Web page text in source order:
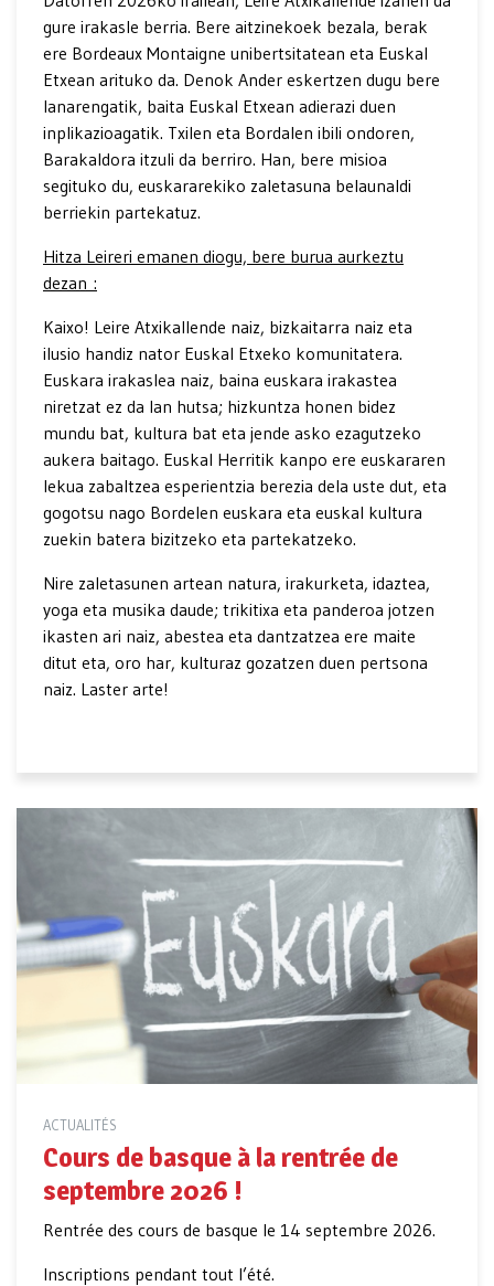
gure irakasle berria. Bere aitzinekoek bezala, berak
ere Bordeaux Montaigne unibertsitatean eta Euskal
Etxean arituko da. Denok Ander eskertzen dugu bere
lanarengatik, baita Euskal Etxean adierazi duen
inplikazioagatik. Txilen eta Bordalen ibili ondoren,
Barakaldora itzuli da berriro. Han, bere misioa
segituko du, euskararekiko zaletasuna belaunaldi
berriekin partekatuz.
Hitza Leireri emanen diogu, bere burua aurkeztu
dezan :
Kaixo! Leire Atxikallende naiz, bizkaitarra naiz eta
ilusio handiz nator Euskal Etxeko komunitatera.
Euskara irakaslea naiz, baina euskara irakastea
niretzat ez da lan hutsa; hizkuntza honen bidez
mundu bat, kultura bat eta jende asko ezagutzeko
aukera baitago. Euskal Herritik kanpo ere euskararen
lekua zabaltzea esperientzia berezia dela uste dut, eta
gogotsu nago Bordelen euskara eta euskal kultura
zuekin batera bizitzeko eta partekatzeko.
Nire zaletasunen artean natura, irakurketa, idaztea,
yoga eta musika daude; trikitixa eta panderoa jotzen
ikasten ari naiz, abestea eta dantzatzea ere maite
ditut eta, oro har, kulturaz gozatzen duen pertsona
naiz. Laster arte!
ACTUALITÉS
Cours de basque à la rentrée de
septembre 2026 !
Rentrée des cours de basque le 14 septembre 2026.
Inscriptions pendant tout l’été.